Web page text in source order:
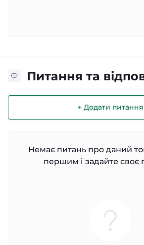
Питання та
+ Додати питання
Немає питань про даний
першим і задайте своє